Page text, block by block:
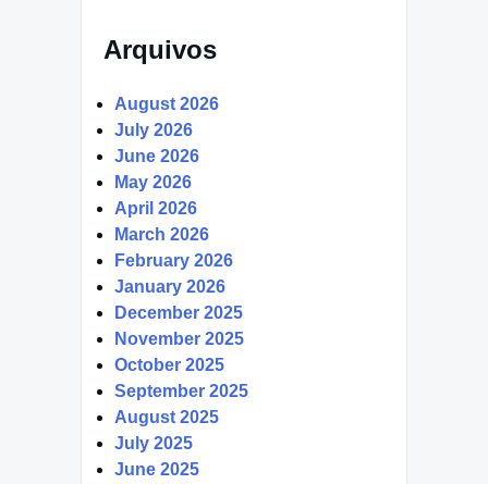
Arquivos
August 2026
July 2026
June 2026
May 2026
April 2026
March 2026
February 2026
January 2026
December 2025
November 2025
October 2025
September 2025
August 2025
July 2025
June 2025